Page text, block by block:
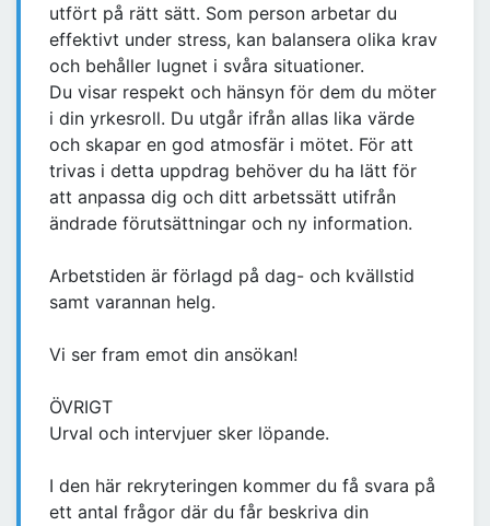
utfört på rätt sätt. Som person arbetar du
effektivt under stress, kan balansera olika krav
och behåller lugnet i svåra situationer.
Du visar respekt och hänsyn för dem du möter
i din yrkesroll. Du utgår ifrån allas lika värde
och skapar en god atmosfär i mötet. För att
trivas i detta uppdrag behöver du ha lätt för
att anpassa dig och ditt arbetssätt utifrån
ändrade förutsättningar och ny information.
Arbetstiden är förlagd på dag- och kvällstid
samt varannan helg.
Vi ser fram emot din ansökan!
ÖVRIGT
Urval och intervjuer sker löpande.
I den här rekryteringen kommer du få svara på
ett antal frågor där du får beskriva din